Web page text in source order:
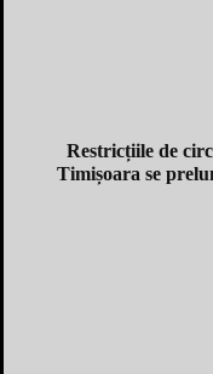
Restricțiile de
Timișoara se